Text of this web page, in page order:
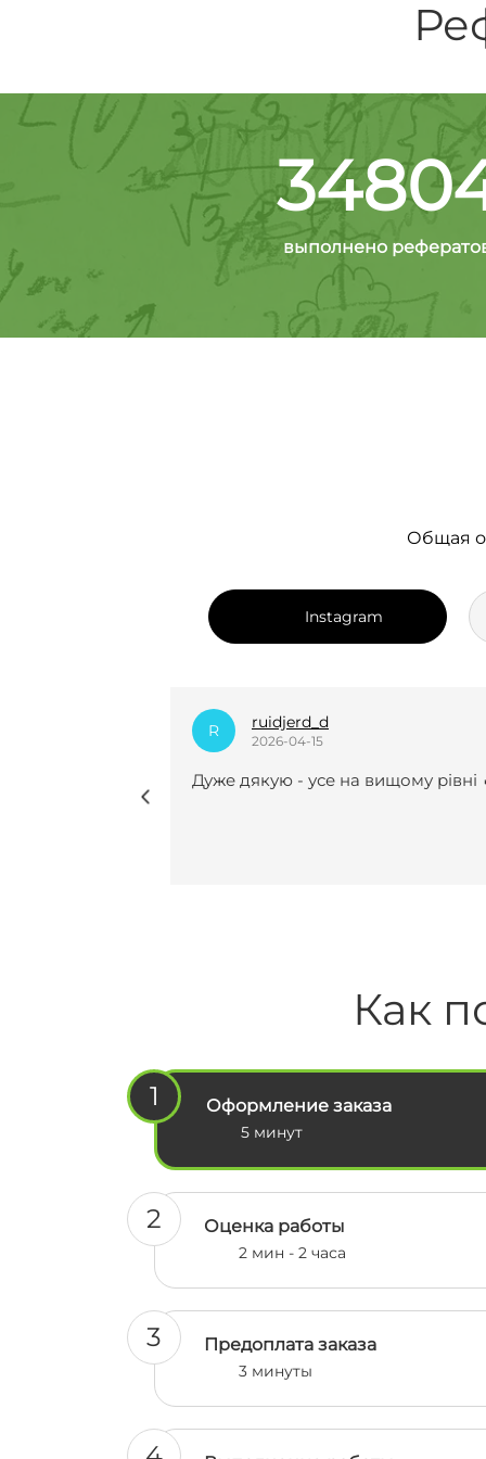
выполнено
Общая
Instagram
D dian_k.i
2025-12-24
Нещодавно вперше замовляла у
🔥 Я ще тоді відразу вас
порекомендувала своїм
замовляли, їм все сподобалось ☺️
Обовʼязково в наступний раз
до вас 🫶🫶
Как
1 Оформление заказа
5 минут
2 Оценка работы
2 мин - 2 часа
3 Предоплата заказа
3 минуты